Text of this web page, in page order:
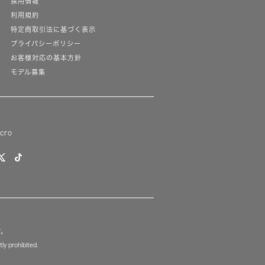
利用規約
特定商取引法に基づく表示
プライバシーポリシー
お客様対応の基本方針
モデル募集
prohibited.